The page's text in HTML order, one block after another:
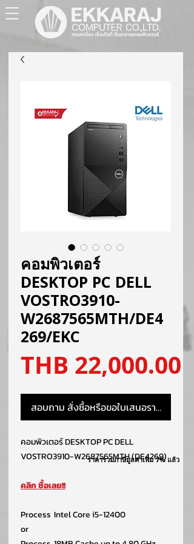
คอมพิวเตอร์
DESKTOP PC DELL
VOSTRO3910-
W2687565MTH/DE4
269/EKC
THB 22,000.00
สอบถาม สั่งซื้อหรือขอใบเสนอราคา
คอมพิวเตอร์ DESKTOP PC DELL
VOSTRO3910-W2687565MTH (DE4269)
คลิก ซื้อเลย!!
Process
or
Intel Core i5-12400
ราคารวมภาษีมูลค่าเพิ่ม 7% แล้ว